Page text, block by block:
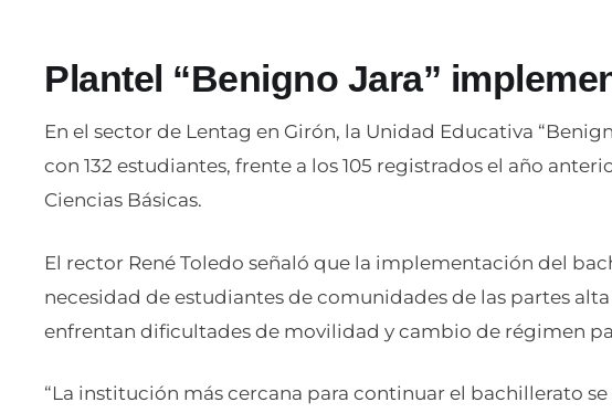
Plantel “Benigno Jara”
En el sector de Lentag en Girón, la Unidad Educativa
con 132 estudiantes, frente a los 105 registrados el año
Ciencias Básicas.
El rector René Toledo señaló que la implementación del
necesidad de estudiantes de comunidades de las partes
enfrentan dificultades de movilidad y cambio de régimen
“La institución más cercana para continuar el bachillerato se